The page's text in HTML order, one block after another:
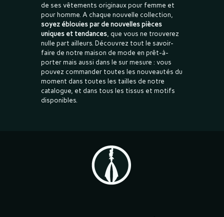
de ses vêtements originaux pour femme et
pour homme. A chaque nouvelle collection,
soyez éblouies par de nouvelles pièces
uniques et tendances , que vous ne trouverez
nulle part ailleurs. Découvrez tout le savoir-
faire de notre maison de mode en prêt-à-
porter mais aussi dans le sur mesure : vous
pouvez commander toutes les nouveautés du
moment dans toutes les tailles de notre
catalogue, et dans tous les tissus et motifs
disponibles.